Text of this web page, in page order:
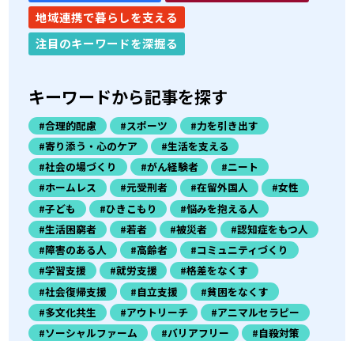
地域連携で暮らしを支える
注目のキーワードを深掘る
キーワードから記事を探す
#合理的配慮 #スポーツ
#力を引き出す
#寄り添う・心のケア
#生活を支える
#社会の場づくり
#がん経験者
#ニート
#ホームレス
#元受刑者 #在留外国人
#女性
#子ども
#ひきこもり
#悩みを抱える人
#生活困窮者
#若者 #被災者
#認知症をもつ人
#障害のある人
#高齢者
#コミュニティづくり
#学習支援
#就労支援
#格差をなくす
#社会復帰支援
#自立支援
#貧困をなくす
#多文化共生
#アウトリーチ
#アニマルセラピー
#ソーシャルファーム
#バリアフリー
#自殺対策